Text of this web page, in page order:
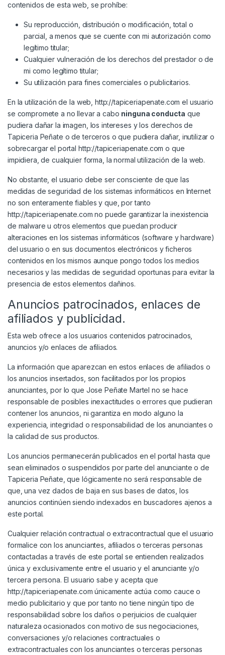
contenidos de esta web, se prohíbe:
Su reproducción, distribución o modificación, total o
parcial, a menos que se cuente con mi autorización como
legítimo titular;
Cualquier vulneración de los derechos del prestador o de
mi como legítimo titular;
Su utilización para fines comerciales o publicitarios.
En la utilización de la web, http://tapiceriapenate.com el usuario
se compromete a no llevar a cabo ninguna conducta que
pudiera dañar la imagen, los intereses y los derechos de
Tapiceria Peñate o de terceros o que pudiera dañar, inutilizar o
sobrecargar el portal http://tapiceriapenate.com o que
impidiera, de cualquier forma, la normal utilización de la web.
No obstante, el usuario debe ser consciente de que las
medidas de seguridad de los sistemas informáticos en Internet
no son enteramente fiables y que, por tanto
http://tapiceriapenate.com no puede garantizar la inexistencia
de malware u otros elementos que puedan producir
alteraciones en los sistemas informáticos (software y hardware)
del usuario o en sus documentos electrónicos y ficheros
contenidos en los mismos aunque pongo todos los medios
necesarios y las medidas de seguridad oportunas para evitar la
presencia de estos elementos dañinos.
Anuncios patrocinados, enlaces de
afiliados y publicidad.
Esta web ofrece a los usuarios contenidos patrocinados,
anuncios y/o enlaces de afiliados.
La información que aparezcan en estos enlaces de afiliados o
los anuncios insertados, son facilitados por los propios
anunciantes, por lo que Jose Peñate Martel no se hace
responsable de posibles inexactitudes o errores que pudieran
contener los anuncios, ni garantiza en modo alguno la
experiencia, integridad o responsabilidad de los anunciantes o
la calidad de sus productos.
Los anuncios permanecerán publicados en el portal hasta que
sean eliminados o suspendidos por parte del anunciante o de
Tapiceria Peñate, que lógicamente no será responsable de
que, una vez dados de baja en sus bases de datos, los
anuncios continúen siendo indexados en buscadores ajenos a
este portal.
Cualquier relación contractual o extracontractual que el usuario
formalice con los anunciantes, afiliados o terceras personas
contactadas a través de este portal se entienden realizados
única y exclusivamente entre el usuario y el anunciante y/o
tercera persona. El usuario sabe y acepta que
http://tapiceriapenate.com únicamente actúa como cauce o
medio publicitario y que por tanto no tiene ningún tipo de
responsabilidad sobre los daños o perjuicios de cualquier
naturaleza ocasionados con motivo de sus negociaciones,
conversaciones y/o relaciones contractuales o
extracontractuales con los anunciantes o terceras personas